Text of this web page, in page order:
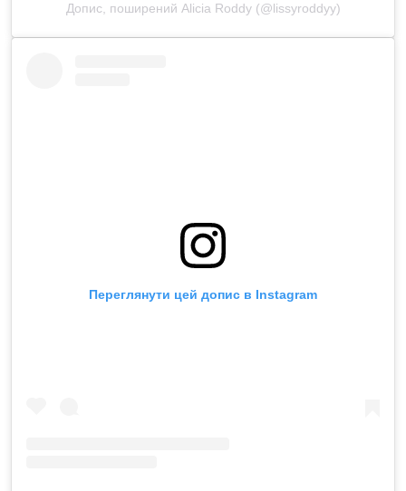
Допис, поширений Alicia Roddy (@lissyroddyy)
Переглянути цей допис в Instagram